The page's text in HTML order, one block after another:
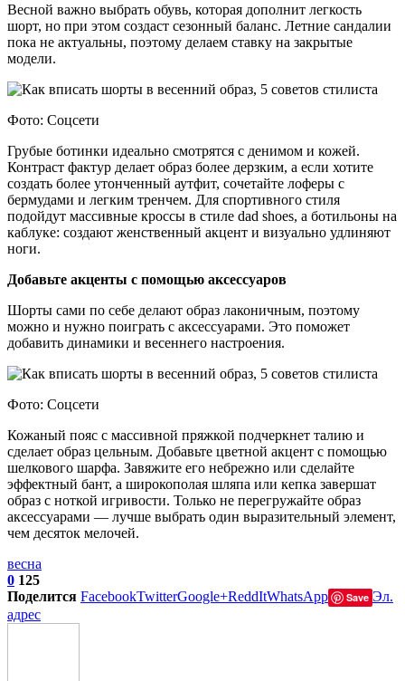
Весной важно выбрать обувь, которая дополнит легкость
шорт, но при этом создаст сезонный баланс. Летние сандалии
пока не актуальны, поэтому делаем ставку на закрытые
модели.
Фото: Соцсети
Грубые ботинки идеально смотрятся с денимом и кожей.
Контраст фактур делает образ более дерзким, а если хотите
создать более утонченный аутфит, сочетайте лоферы с
бермудами и легким тренчем. Для спортивного стиля
подойдут массивные кроссы в стиле dad shoes, а ботильоны на
каблуке: создают женственный акцент и визуально удлиняют
ноги.
Добавьте акценты с помощью аксессуаров
Шорты сами по себе делают образ лаконичным, поэтому
можно и нужно поиграть с аксессуарами. Это поможет
добавить динамики и весеннего настроения.
Фото: Соцсети
Кожаный пояс с массивной пряжкой подчеркнет талию и
сделает образ цельным. Добавьте цветной акцент с помощью
шелкового шарфа. Завяжите его небрежно или сделайте
эффектный бант, а широкополая шляпа или кепка завершат
образ с ноткой игривости. Только не перегружайте образ
аксессуарами — лучше выбрать один выразительный элемент,
чем десяток мелочей.
весна
0 125
Поделится FacebookTwitterGoogle+ReddItWhatsApp Save Эл.
адрес